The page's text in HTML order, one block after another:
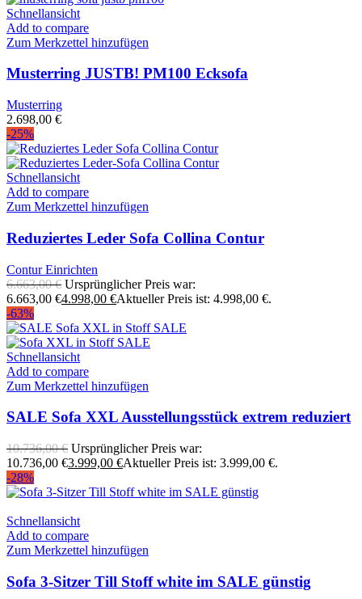
Schnellansicht
Add to compare
Zum Merkzettel hinzufügen
Musterring JUSTB! PM100 Ecksofa
Musterring
2.698,00 €
-25%
Schnellansicht
Add to compare
Zum Merkzettel hinzufügen
Reduziertes Leder Sofa Collina Contur
Contur Einrichten
6.663,00€ Ursprünglicher Preis war:
6.663,00 €4.998,00 €Aktueller Preis ist: 4.998,00 €.
-63%
Schnellansicht
Add to compare
Zum Merkzettel hinzufügen
SALE Sofa XXL Ausstellungsstück extrem reduziert
10.736,00€ Ursprünglicher Preis war:
10.736,00 €3.999,00 €Aktueller Preis ist: 3.999,00 €.
-28%
Schnellansicht
Add to compare
Zum Merkzettel hinzufügen
Sofa 3-Sitzer Till Stoff white im SALE günstig